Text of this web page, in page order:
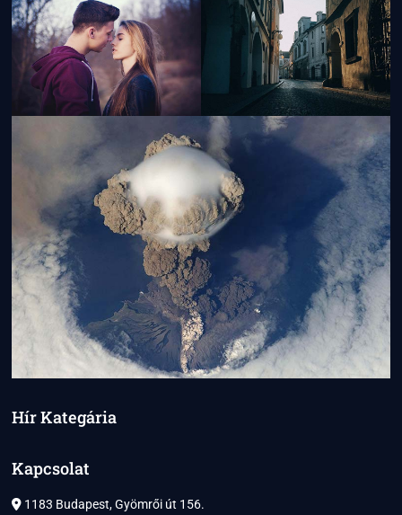
Hír Kategária
Kapcsolat
1183 Budapest, Gyömrői út 156.